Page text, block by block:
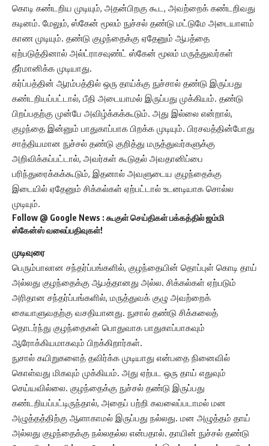
கொடி கண்டறிய முடியும், அதன்பிறகு கூட, அவற்றைக் கண்டறிவது
கடினம். மேலும், ஸ்கேன் மூலம் நுச்சல் தண்டு மட்டுமே அடையாளம்
காண முடியும். தண்டு குழந்தைக்கு ஏதேனும் ஆபத்தை
ஏற்படுத்தினால் அல்ட்ராசவுண்ட் ஸ்கேன் மூலம் மருத்துவர்கள்
தீர்மானிக்க முடியாது.
கர்ப்பத்தின் ஆரம்பத்தில் ஒரு தாய்க்கு நுச்சால் தண்டு இருப்பது
கண்டறியப்பட்டால், பீதி அடையாமல் இருப்பது முக்கியம். தண்டு
பிறப்பதற்கு முன்பே அவிழ்க்கக்கூடும். அது இல்லை என்றால்,
குழந்தை இன்னும் பாதுகாப்பாக பிறக்க முடியும். பிரசவத்தின்போது
சாத்தியமான நுச்சல் தண்டு குறித்து மருத்துவர்களுக்கு
அறிவிக்கப்பட்டால், அவர்கள் கூடுதல் அவதானிப்பை
பரிந்துரைக்கக்கூடும், இதனால் அவளுடைய குழந்தைக்கு
இடையில் ஏதேனும் சிக்கல்கள் ஏற்பட்டால் உடனடியாக சொல்ல
முடியும்.
Follow @ Google News : கூகுள் செய்திகள் பக்கத்தில் ஜம்மி
ஸ்கேன்ஸ் வலைப்பதிவுகள்!
முடிவுரை
பெரும்பாலான சந்தர்ப்பங்களில், குழந்தையின் தொப்புள் கொடி தாய்
அல்லது குழந்தைக்கு ஆபத்தானது அல்ல. சிக்கல்கள் ஏற்படும்
அரிதான சந்தர்ப்பங்களில், மருத்துவக் குழு அவற்றைக்
கையாளுவதற்கு வசதியானது. நுசால் தண்டு சிக்கலைத்
தொடர்ந்து குழந்தைகள் பொதுவாக பாதுகாப்பாகவும்
ஆரோக்கியமாகவும் பிறக்கிறார்கள்.
நுசால் கயிறுகளைத் தவிர்க்க முடியாது என்பதை நினைவில்
கொள்வது மிகவும் முக்கியம். அது ஏற்பட ஒரு தாய் எதுவும்
செய்யவில்லை. குழந்தைக்கு நுச்சல் தண்டு இருப்பது
கண்டறியப்பட்டிருந்தால், அதைப் பற்றி கவலைப்படாமல் மன
அழுத்தத்திற்கு ஆளாகாமல் இருப்பது நல்லது. மன அழுத்தம் தாய்
அல்லது குழந்தைக்கு நல்லதல்ல என்பதால். தாயின் நுச்சல் தண்டு